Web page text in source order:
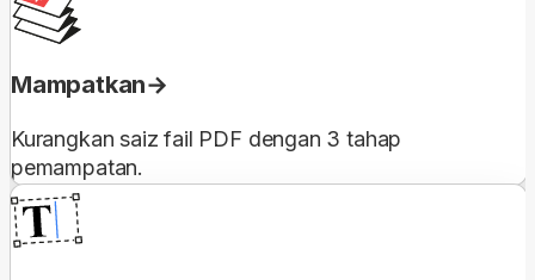
Mampatkan
Kurangkan saiz fail PDF dengan 3 tahap
pemampatan.